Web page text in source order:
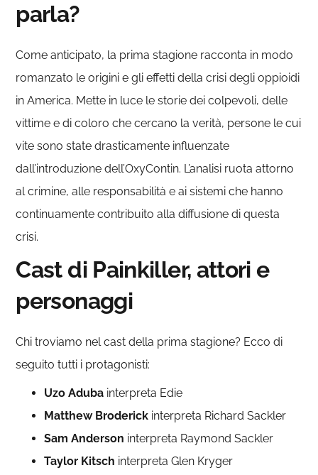
parla?
Come anticipato, la prima stagione racconta in modo
romanzato le origini e gli effetti della crisi degli oppioidi
in America. Mette in luce le storie dei colpevoli, delle
vittime e di coloro che cercano la verità, persone le cui
vite sono state drasticamente influenzate
dall’introduzione dell’OxyContin. L’analisi ruota attorno
al crimine, alle responsabilità e ai sistemi che hanno
continuamente contribuito alla diffusione di questa
crisi.
Cast di Painkiller, attori e
personaggi
Chi troviamo nel cast della prima stagione? Ecco di
seguito tutti i protagonisti:
Uzo Aduba interpreta Edie
Matthew Broderick interpreta Richard Sackler
Sam Anderson interpreta Raymond Sackler
Taylor Kitsch interpreta Glen Kryger